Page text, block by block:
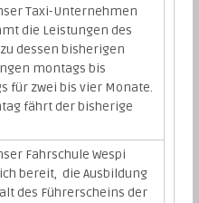
Taxi-Unternehmen
die Leistungen des
dessen bisherigen
montags bis
für zwei bis vier Monate.
fährt der bisherige
Fahrschule Wespi
bereit, die Ausbildung
des Führerscheins der